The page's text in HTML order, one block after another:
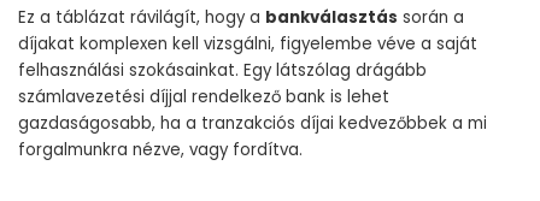
Ez a táblázat rávilágít, hogy a bankválasztás során a
díjakat komplexen kell vizsgálni, figyelembe véve a saját
felhasználási szokásainkat. Egy látszólag drágább
számlavezetési díjjal rendelkező bank is lehet
gazdaságosabb, ha a tranzakciós díjai kedvezőbbek a mi
forgalmunkra nézve, vagy fordítva.